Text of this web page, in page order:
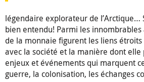
légendaire explorateur de l’Arctique…
bien entendu! Parmi les innombrables
de la monnaie figurent les liens
avec la société et la manière dont
enjeux et événements qui marquent
guerre, la colonisation, les échanges